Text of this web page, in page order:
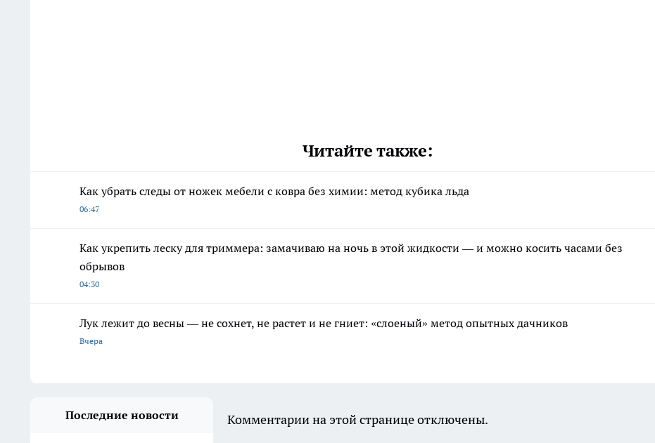
Читайте также:
Как убрать следы от ножек мебели с ковра без химии: метод кубика льда
06:47
Как укрепить леску для триммера: замачиваю на ночь в этой жидкости — и можно косить часами без
обрывов
04:30
Лук лежит до весны — не сохнет, не растет и не гниет: «слоеный» метод опытных дачников
Вчера
Последние новости Комментарии на этой странице отключены.